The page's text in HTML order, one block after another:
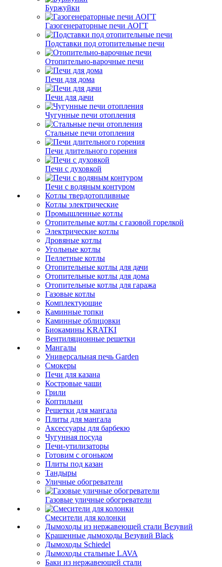
Буржуйки
Газогенераторные печи АОГТ
Подставки под отопительные печи
Отопительно-варочные печи
Печи для дома
Печи для дачи
Чугунные печи отопления
Стальные печи отопления
Печи длительного горения
Печи с духовкой
Печи с водяным контуром
Котлы твердотопливные
Котлы электрические
Промышленные котлы
Отопительные котлы с газовой горелкой
Электрические котлы
Дровяные котлы
Угольные котлы
Пеллетные котлы
Отопительные котлы для дачи
Отопительные котлы для дома
Отопительные котлы для гаража
Газовые котлы
Комплектующие
Каминные топки
Каминные облицовки
Биокамины KRATKI
Вентиляционные решетки
Мангалы
Универсальная печь Garden
Смокеры
Печи для казана
Костровые чаши
Грили
Коптильни
Решетки для мангала
Плиты для мангала
Аксессуары для барбекю
Чугунная посуда
Печи-утилизаторы
Готовим с огоньком
Плиты под казан
Тандыры
Уличные обогреватели
Газовые уличные обогреватели
Смесители для колонки
Дымоходы из нержавеющей стали Везувий
Крашенные дымоходы Везувий Black
Дымоходы Schiedel
Дымоходы стальные LAVA
Баки из нержавеющей стали